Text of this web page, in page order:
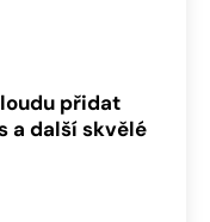
přidat
a další skvělé